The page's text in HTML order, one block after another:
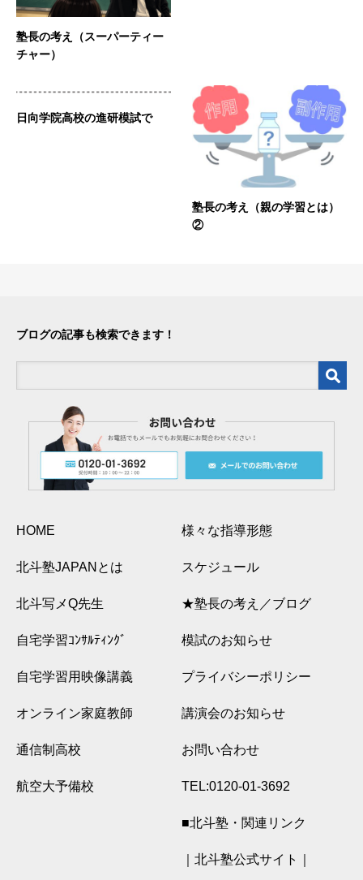
塾長の考え（スーパーティー
チャー）
日向学院高校の進研模試で
塾長の考え（親の学習とは）
②
ブログの記事も検索できます！
HOME
北斗塾JAPANとは
北斗写メQ先生
自宅学習ｺﾝｻﾙﾃｨﾝｸﾞ
自宅学習用映像講義
オンライン家庭教師
通信制高校
航空大予備校
様々な指導形態
スケジュール
★塾長の考え／ブログ
模試のお知らせ
プライバシーポリシー
講演会のお知らせ
お問い合わせ
TEL:0120-01-3692
■北斗塾・関連リンク
｜北斗塾公式サイト｜